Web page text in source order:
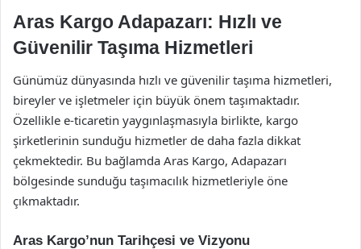
Aras Kargo Adapazarı: Hızlı ve
Güvenilir Taşıma Hizmetleri
Günümüz dünyasında hızlı ve güvenilir taşıma hizmetleri,
bireyler ve işletmeler için büyük önem taşımaktadır.
Özellikle e-ticaretin yaygınlaşmasıyla birlikte, kargo
şirketlerinin sunduğu hizmetler de daha fazla dikkat
çekmektedir. Bu bağlamda Aras Kargo, Adapazarı
bölgesinde sunduğu taşımacılık hizmetleriyle öne
çıkmaktadır.
Aras Kargo’nun Tarihçesi ve Vizyonu